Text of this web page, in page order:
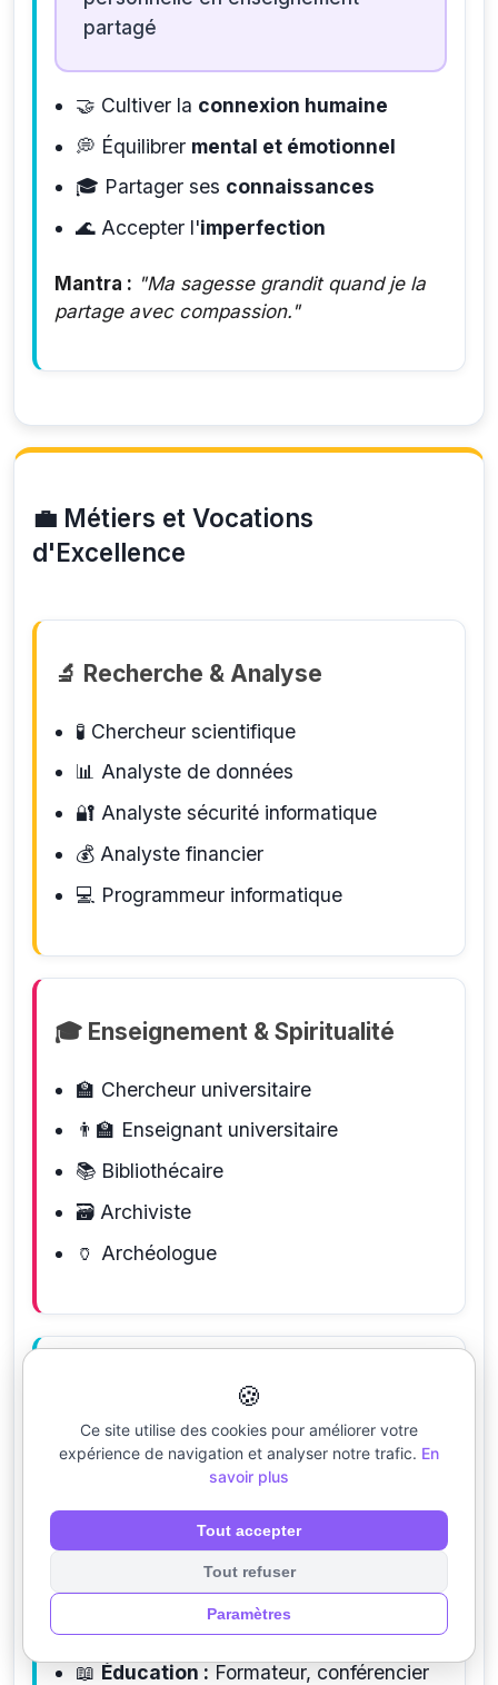
partagé
🤝 Cultiver la connexion humaine
💭 Équilibrer mental et émotionnel
🎓 Partager ses connaissances
🌊 Accepter l'imperfection
Mantra : "Ma sagesse grandit quand je la
partage avec compassion."
💼 Métiers et Vocations
d'Excellence
🔬 Recherche & Analyse
🧪 Chercheur scientifique
📊 Analyste de données
🔐 Analyste sécurité informatique
💰 Analyste financier
💻 Programmeur informatique
🎓 Enseignement & Spiritualité
🏫 Chercheur universitaire
👨‍🏫 Enseignant universitaire
📚 Bibliothécaire
🗃️ Archiviste
🏺 Archéologue
🌟 Secteurs Privilégiés
Environnement idéal :
réflexion, recherche approfondie
🧘 Spiritualité :Guide spirituel,
thérapeute
📖 Éducation : Formateur, conférencier
🍪
Ce site utilise des cookies pour améliorer votre
expérience de navigation et analyser notre trafic. En
savoir plus
Tout accepter
Tout refuser
Paramètres